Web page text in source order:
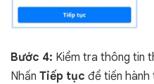
Bước 4: Kiểm tra thông tin
Nhấn Tiếp tục để tiến hành